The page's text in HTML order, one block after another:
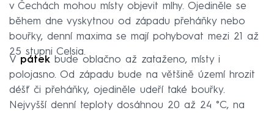
v Čechách mohou místy objevit mlhy. Ojediněle se
během dne vyskytnou od západu přeháňky nebo
bouřky, denní maxima se mají pohybovat mezi 21 až
25 stupni Celsia.
V pátek bude oblačno až zataženo, místy i
polojasno. Od západu bude na většině území hrozit
déšť či přeháňky, ojediněle udeří také bouřky.
Nejvyšší denní teploty dosáhnou 20 až 24 °C, na